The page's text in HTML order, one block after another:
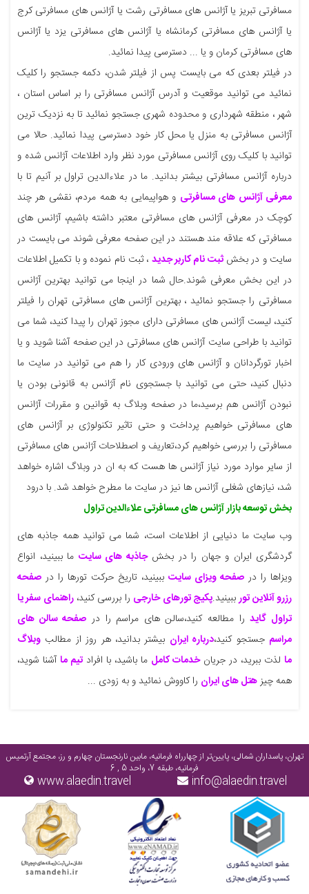
مسافرتی تبریز یا آژانس های مسافرتی رشت یا آژانس های مسافرتی کرج
یا آژانس های مسافرتی کرمانشاه یا آژانس های مسافرتی یزد یا آژانس
های مسافرتی کرمان و یا ... دسترسی پیدا نمائید.
در فیلتر بعدی که می بایست پس از فیلتر شدن، دکمه جستجو را کلیک
نمائید می توانید موقعیت و آدرس آژانس مسافرتی را بر اساس استان ،
شهر ، منطقه شهرداری و محدوده شهری جستجو نمائید تا به نزدیک ترین
آژانس مسافرتی به منزل یا محل کار خود دسترسی پیدا نمائید. حالا می
توانید با کلیک روی آژانس مسافرتی مورد نظر وارد اطلاعات آژانس شده و
درباره آژانس مسافرتی بیشتر بدانید. ما در علاءالدین تراول بر آنیم تا با
معرفی آژانس های مسافرتی و هواپیمایی به همه مردم، نقشی هر چند
کوچک در معرفی آژانس های مسافرتی معتبر داشته باشیم، آژانس های
مسافرتی که علاقه مند هستند در این صفحه معرفی شوند می بایست در
سایت و در بخشثبت نام کاربر جدید ، ثبت نام نموده و با تکمیل اطلاعات
در این بخش معرفی شوند.حال شما در اینجا می توانید بهترین آژانس
مسافرتی را جستجو نمائید ، بهترین آژانس های مسافرتی تهران را فیلتر
کنید، لیست آژانس های مسافرتی دارای مجوز تهران را پیدا کنید، شما می
توانید با طراحی سایت آژانس های مسافرتی در این صفحه آشنا شوید و یا
اخبار تورگردانان و آژانس های ورودی کار را هم می توانید در سایت ما
دنبال کنید، حتی می توانید با جستجوی نام آژانس به قانونی بودن یا
نبودن آژانس هم برسید،ما در صفحه وبلاگ به قوانین و مقررات آژانس
های مسافرتی خواهیم پرداخت و حتی تاثیر تکنولوژی بر آژانس های
مسافرتی را بررسی خواهیم کرد،تعاریف و اصطلاحات آژانس های مسافرتی
از سایر موارد مورد نیاز آژانس ها هست که به ان در وبلاگ اشاره خواهد
شد، نیازهای شغلی آژانس ها نیز در سایت ما مطرح خواهد شد. با درود
بخش توسعه بازار آژانس های مسافرتی علاءالدین تراول
وب سایت ما دنیایی از اطلاعات است، شما می توانید همه جاذبه های
گردشگری ایران و جهان را در بخشجاذبه های سایت ما ببینید، انواع
ویزاها را در صفحه ویزای سایت ببینید، تاریخ حرکت تورها را در صفحه
رزرو آنلاین تورببینید.پکیج تورهای خارجی را بررسی کنید،راهنمای سفر یا
تراول گایدرا مطالعه کنید،سالن های مراسم را در صفحه سالن های
مراسم جستجو کنید،درباره ایران بیشتر بدانید، هر روز از مطالب وبلاگ
ما لذت ببرید، در جریانخدمات کامل ما باشید، با افراد تیم ماآشنا شوید،
همه چیزهتل های ایران را کاووش نمائید و به زودی ...
تهران، پاسداران شمالی، پایین‌تر از چهارراه فرمانیه، مابین نارنجستان چهارم و رز، مجتمع آرتمیس
فرمانیه، طبقه 7، واحد 5 , 6
info@alaedin.travel
www.alaedin.travel